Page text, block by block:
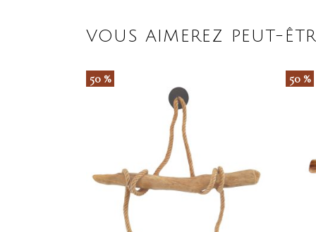
VOUS AIMEREZ PEUT-
50 %
Ce
produit
a
plusieurs
variations.
50 %